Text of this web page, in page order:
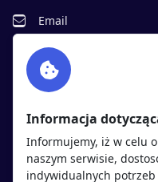
Email
Facebook
Twitter
Informacja
Informujemy, iż w celu
naszym serwisie,
indywidualnych